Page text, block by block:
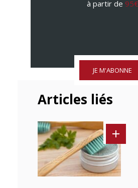
à partir de 95€
JE M'ABONNE
Articles liés